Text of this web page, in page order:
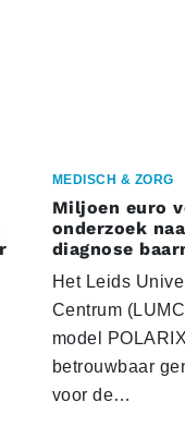
MEDISCH & ZORG
Miljoen euro
onderzoek
diagnose
Het Leids
Centrum
model
betrouwbaar
voor de…